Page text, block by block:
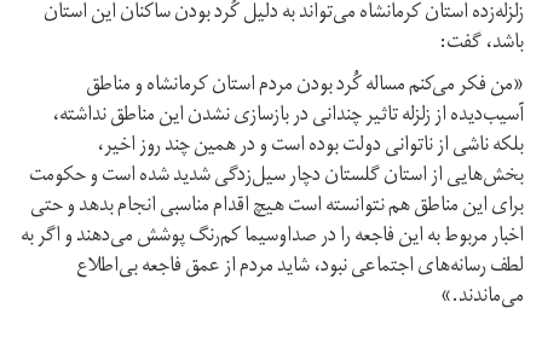
زلزله‌زده استان کرمانشاه می‌تواند به دلیل کُرد بودن ساکنان این استان
باشد، گفت:
«من فکر می‌کنم مساله کُرد بودن مردم استان کرمانشاه و مناطق
آسیب‌دیده از زلزله تاثیر چندانی در بازسازی نشدن این مناطق نداشته،
بلکه ناشی از ناتوانی دولت بوده است و در همین چند روز اخیر،
بخش‌هایی از استان گلستان دچار سیل‌زدگی شدید شده است و حکومت
برای این مناطق هم نتوانسته است هیچ اقدام مناسبی انجام بدهد و حتی
اخبار مربوط به این فاجعه را در صدا‌و‌سیما کم‌رنگ پوشش می‌دهند و اگر به
لطف رسانه‌های اجتماعی نبود، شاید مردم از عمق فاجعه بی‌اطلاع
می‌ماندند.»